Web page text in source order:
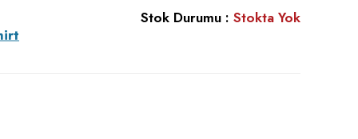
Stok Durumu : Stokta Yok